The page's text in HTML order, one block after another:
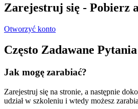
Zarejestruj się - Pobierz
Otworzyć konto
Często Zadawane Pytania
Jak mogę zarabiać?
Zarejestruj się na stronie, a następnie
udział w szkoleniu i wtedy możesz